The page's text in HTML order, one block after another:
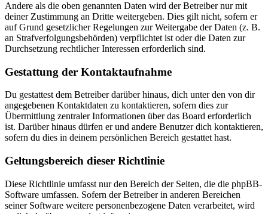
Andere als die oben genannten Daten wird der Betreiber nur mit
deiner Zustimmung an Dritte weitergeben. Dies gilt nicht, sofern er
auf Grund gesetzlicher Regelungen zur Weitergabe der Daten (z. B.
an Strafverfolgungsbehörden) verpflichtet ist oder die Daten zur
Durchsetzung rechtlicher Interessen erforderlich sind.
Gestattung der Kontaktaufnahme
Du gestattest dem Betreiber darüber hinaus, dich unter den von dir
angegebenen Kontaktdaten zu kontaktieren, sofern dies zur
Übermittlung zentraler Informationen über das Board erforderlich
ist. Darüber hinaus dürfen er und andere Benutzer dich kontaktieren,
sofern du dies in deinem persönlichen Bereich gestattet hast.
Geltungsbereich dieser Richtlinie
Diese Richtlinie umfasst nur den Bereich der Seiten, die die phpBB-
Software umfassen. Sofern der Betreiber in anderen Bereichen
seiner Software weitere personenbezogene Daten verarbeitet, wird